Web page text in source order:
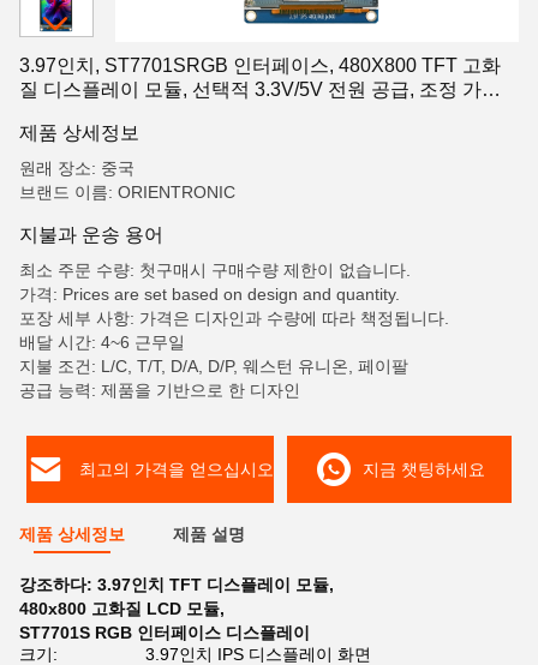
3.97인치, ST7701SRGB 인터페이스, 480X800 TFT 고화
질 디스플레이 모듈, 선택적 3.3V/5V 전원 공급, 조정 가능
제품 상세정보
원래 장소: 중국
브랜드 이름: ORIENTRONIC
지불과 운송 용어
최소 주문 수량: 첫구매시 구매수량 제한이 없습니다.
가격: Prices are set based on design and quantity.
포장 세부 사항: 가격은 디자인과 수량에 따라 책정됩니다.
배달 시간: 4~6 근무일
지불 조건: L/C, T/T, D/A, D/P, 웨스턴 유니온, 페이팔
공급 능력: 제품을 기반으로 한 디자인
최고의 가격을 얻으십시오 지금 챗팅하세요
제품 상세정보 제품 설명
강조하다: 3.97인치 TFT 디스플레이 모듈,
480x800 고화질 LCD 모듈,
ST7701S RGB 인터페이스 디스플레이
크기:
3.97인치 IPS 디스플레이 화면